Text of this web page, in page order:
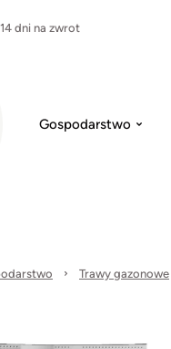
14 dni na zwrot
Gospodarstwo
Trawy gazonowe